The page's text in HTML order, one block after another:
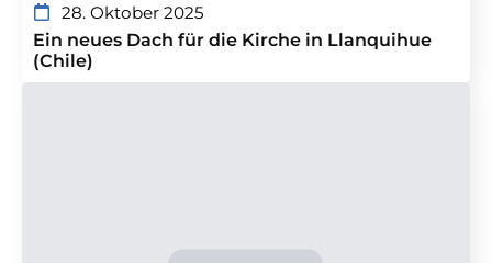
28. Oktober 2025
Ein neues Dach für die Kirche in Llanquihue
(Chile)